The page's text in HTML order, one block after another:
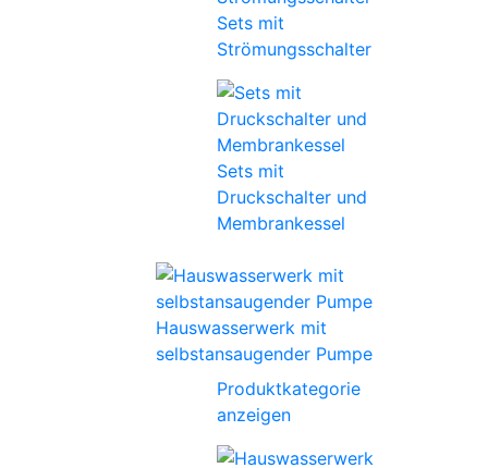
Sets mit
Strömungsschalter
Sets mit
Druckschalter und
Membrankessel
Hauswasserwerk mit
selbstansaugender Pumpe
Produktkategorie
anzeigen